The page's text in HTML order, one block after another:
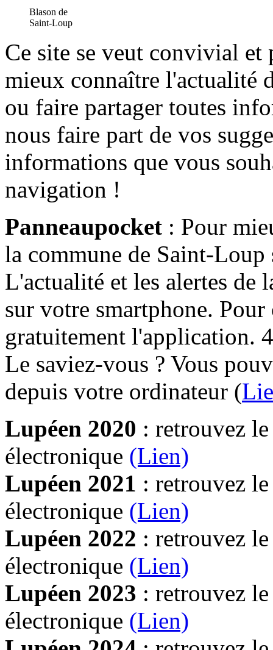
Blason de
Saint-Loup
Ce site se veut convivial et
mieux connaître l'actualité
ou faire partager toutes
nous faire part de vos
informations que vous
navigation !
Panneaupocket : Pour
la commune de Saint-Loup
L'actualité et les alertes de
sur votre smartphone.
gratuitement l'application.
Le saviez-vous ? Vous
depuis votre ordinateur (
Lupéen 2020 : retrouvez
électronique (Lien)
Lupéen 2021 : retrouvez
électronique (Lien)
Lupéen 2022 : retrouvez
électronique (Lien)
Lupéen 2023 : retrouvez
électronique (Lien)